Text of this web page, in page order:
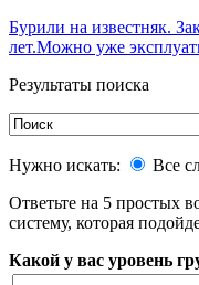
Бурили на известняк.
лет.Можно уже
Результаты поиска
Нужно искать: Все
Ответьте на 5 простых
систему, которая
Какой у вас уровень